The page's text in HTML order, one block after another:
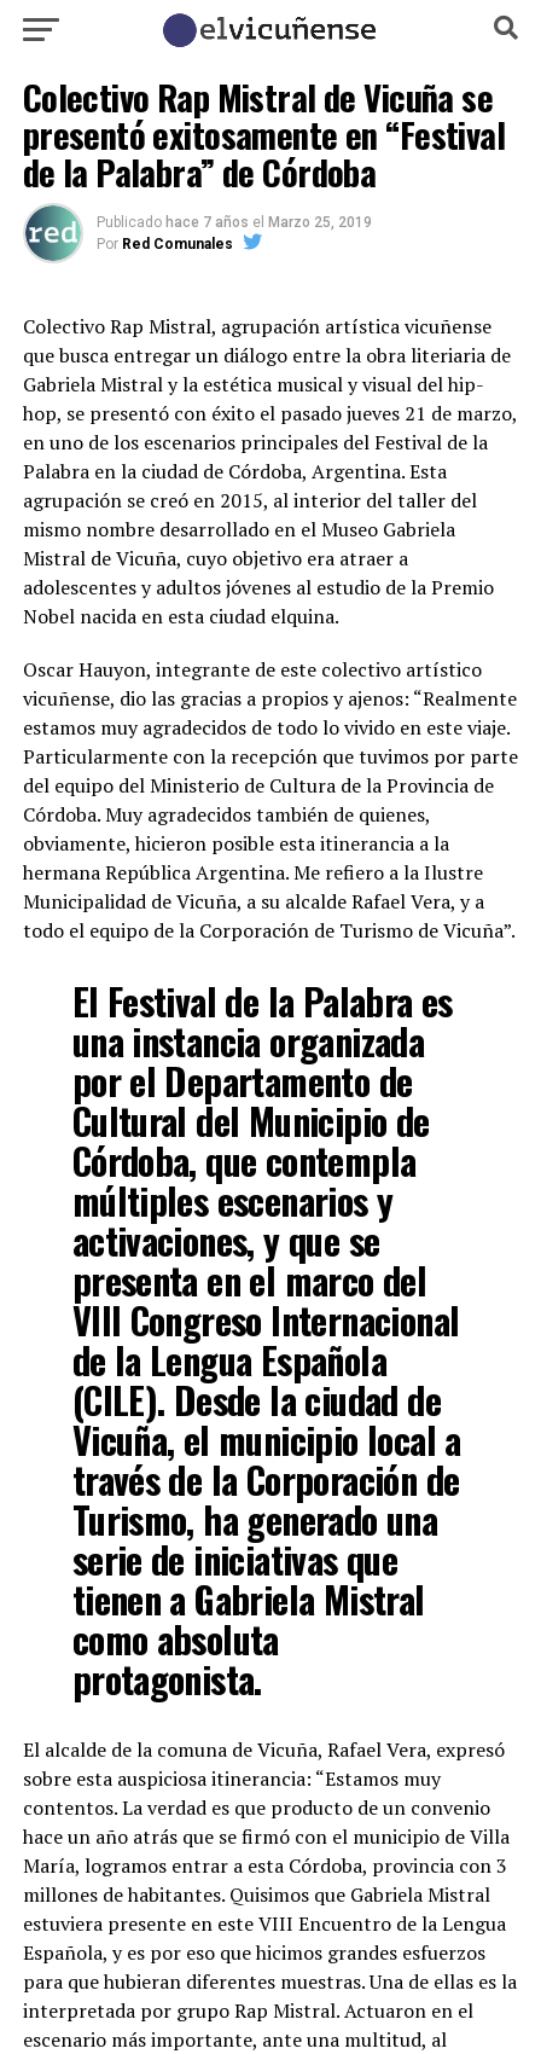
Colectivo Rap Mistral de Vicuña se
presentó exitosamente en “Festival
de la Palabra” de Córdoba
Publicado hace 7 años el Marzo 25, 2019
Por Red Comunales
Colectivo Rap Mistral, agrupación artística vicuñense
que busca entregar un diálogo entre la obra literiaria de
Gabriela Mistral y la estética musical y visual del hip-
hop, se presentó con éxito el pasado jueves 21 de marzo,
en uno de los escenarios principales del Festival de la
Palabra en la ciudad de Córdoba, Argentina. Esta
agrupación se creó en 2015, al interior del taller del
mismo nombre desarrollado en el Museo Gabriela
Mistral de Vicuña, cuyo objetivo era atraer a
adolescentes y adultos jóvenes al estudio de la Premio
Nobel nacida en esta ciudad elquina.
Oscar Hauyon, integrante de este colectivo artístico
vicuñense, dio las gracias a propios y ajenos: “Realmente
estamos muy agradecidos de todo lo vivido en este viaje.
Particularmente con la recepción que tuvimos por parte
del equipo del Ministerio de Cultura de la Provincia de
Córdoba. Muy agradecidos también de quienes,
obviamente, hicieron posible esta itinerancia a la
hermana República Argentina. Me refiero a la Ilustre
Municipalidad de Vicuña, a su alcalde Rafael Vera, y a
todo el equipo de la Corporación de Turismo de Vicuña”.
El Festival de la Palabra es
una instancia organizada
por el Departamento de
Cultural del Municipio de
Córdoba, que contempla
múltiples escenarios y
activaciones, y que se
presenta en el marco del
VIII Congreso Internacional
de la Lengua Española
(CILE). Desde la ciudad de
Vicuña, el municipio local a
través de la Corporación de
Turismo, ha generado una
serie de iniciativas que
tienen a Gabriela Mistral
como absoluta
protagonista.
El alcalde de la comuna de Vicuña, Rafael Vera, expresó
sobre esta auspiciosa itinerancia: “Estamos muy
contentos. La verdad es que producto de un convenio
hace un año atrás que se firmó con el municipio de Villa
María, logramos entrar a esta Córdoba, provincia con 3
millones de habitantes. Quisimos que Gabriela Mistral
estuviera presente en este VIII Encuentro de la Lengua
Española, y es por eso que hicimos grandes esfuerzos
para que hubieran diferentes muestras. Una de ellas es la
interpretada por grupo Rap Mistral. Actuaron en el
escenario más importante, ante una multitud, al